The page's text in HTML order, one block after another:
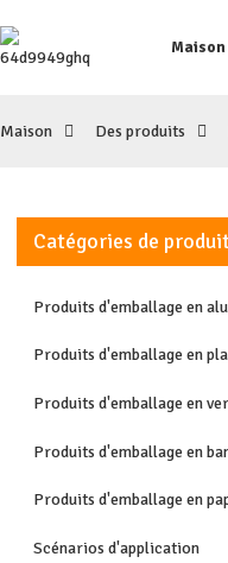
Maison
Maison Des produits
Catégories de
Produits d'emballage en
Produits d'emballage en
Produits d'emballage en
Produits d'emballage en
Produits d'emballage en
Scénarios d'application
Loading...
Loading...